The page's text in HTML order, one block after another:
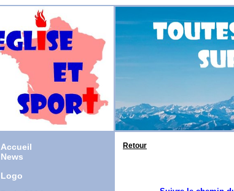
Accueil
News
Logo
Retour